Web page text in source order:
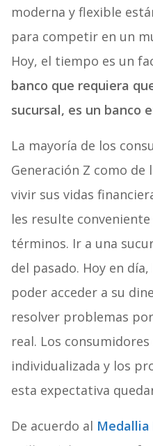
moderna y flexible
para competir en un
Hoy, el tiempo es un
banco que requiera
sucursal, es un banco
La mayoría de los
Generación Z como de
vivir sus vidas
les resulte
términos. Ir a una
del pasado. Hoy en
poder acceder a su
resolver problemas
real. Los
individualizada y los
esta expectativa
De acuerdo al